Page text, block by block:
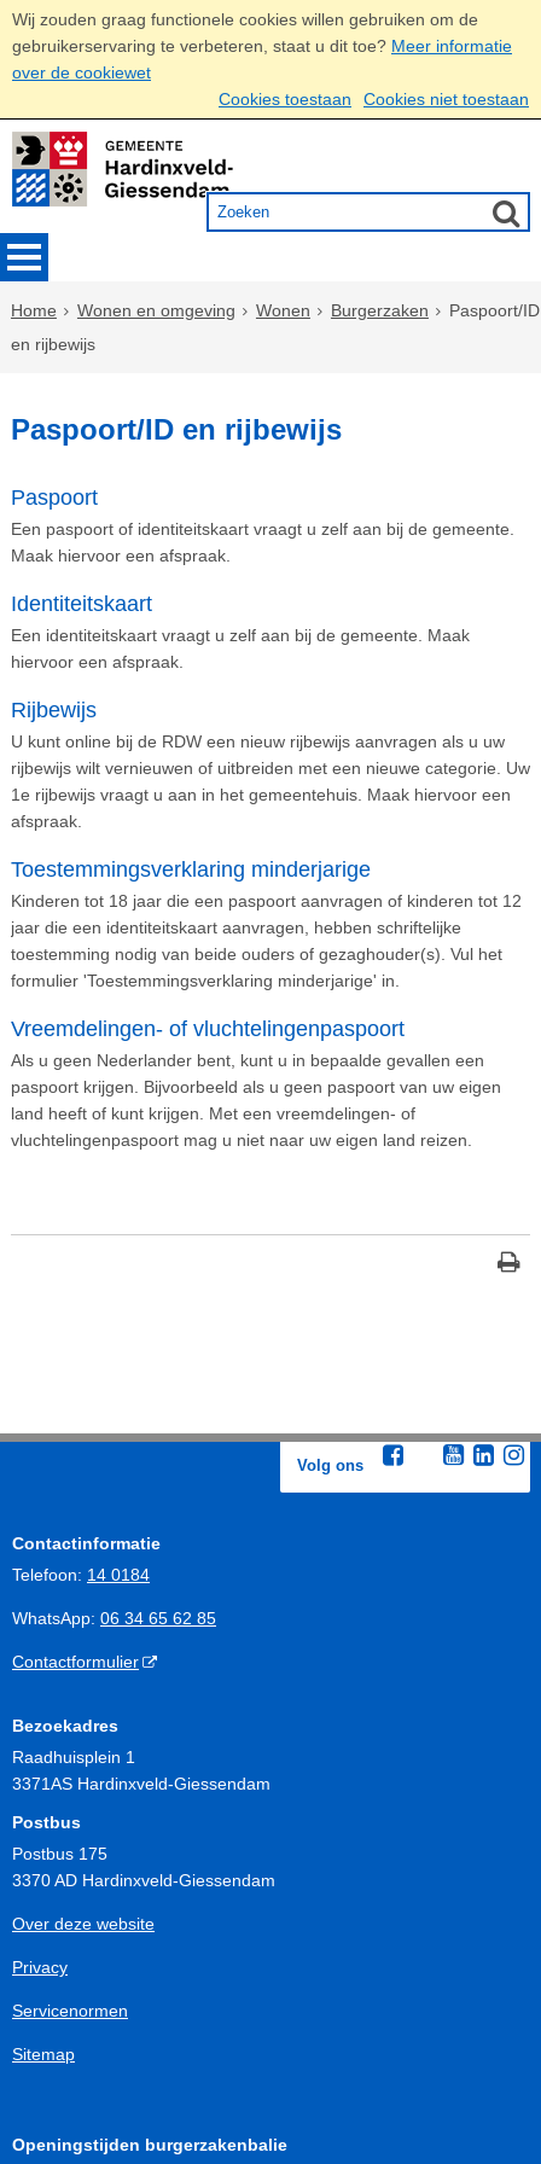
Wij zouden graag functionele cookies willen gebruiken om de
gebruikerservaring te verbeteren, staat u dit toe? Meer informatie
over de cookiewet
Cookies toestaan
Cookies niet toestaan
Home Wonen en omgeving Wonen Burgerzaken
Paspoort/ID
en rijbewijs
Paspoort/ID en rijbewijs
Paspoort
Een paspoort of identiteitskaart vraagt u zelf aan bij de gemeente.
Maak hiervoor een afspraak.
Identiteitskaart
Een identiteitskaart vraagt u zelf aan bij de gemeente. Maak
hiervoor een afspraak.
Rijbewijs
U kunt online bij de RDW een nieuw rijbewijs aanvragen als u uw
rijbewijs wilt vernieuwen of uitbreiden met een nieuwe categorie. Uw
1e rijbewijs vraagt u aan in het gemeentehuis. Maak hiervoor een
afspraak.
Toestemmingsverklaring minderjarige
Kinderen tot 18 jaar die een paspoort aanvragen of kinderen tot 12
jaar die een identiteitskaart aanvragen, hebben schriftelijke
toestemming nodig van beide ouders of gezaghouder(s). Vul het
formulier 'Toestemmingsverklaring minderjarige' in.
Vreemdelingen- of vluchtelingenpaspoort
Als u geen Nederlander bent, kunt u in bepaalde gevallen een
paspoort krijgen. Bijvoorbeeld als u geen paspoort van uw eigen
land heeft of kunt krijgen. Met een vreemdelingen- of
vluchtelingenpaspoort mag u niet naar uw eigen land reizen.
Volg ons
Contactinformatie
Telefoon: 14 0184
WhatsApp: 06 34 65 62 85
Contactformulier
Bezoekadres
Raadhuisplein 1
3371AS Hardinxveld-Giessendam
Postbus
Postbus 175
3370 AD Hardinxveld-Giessendam
Over deze website
Privacy
Servicenormen
Sitemap
Openingstijden burgerzakenbalie